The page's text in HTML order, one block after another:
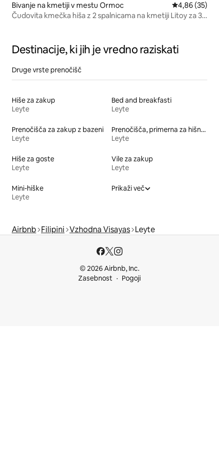
Bivanje na kmetiji v mestu Ormoc Povprečna
4,86 (35)
Čudovita kmečka hiša z 2 spalnicama na kmetiji Litoy za 3–
Destinacije, ki jih je vredno raziskati
Druge vrste prenočišč
Hiše za zakup
Leyte
Bed and breakfasti
Leyte
Prenočišča za zakup z bazeni
Leyte
Prenočišča, primerna za hišne ljubljenčke
Leyte
Hiše za goste
Leyte
Vile za zakup
Leyte
Mini-hiške
Leyte
Prikaži več
Airbnb Filipini Vzhodna Visayas Leyte
© 2026 Airbnb, Inc.
Zasebnost
Pogoji